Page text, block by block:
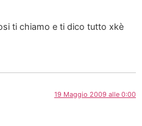
ti chiamo e ti dico tutto xkè
19 Maggio 2009 alle 0:00